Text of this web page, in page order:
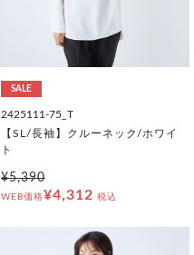
SALE
2425111-75_T
【SL/長袖】クルーネック/ホワイ
ト
¥5,390
WEB価格¥4,312 税込